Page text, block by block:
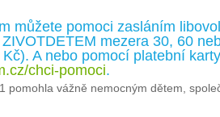
můžete pomoci zasláním
mezera 30, 60
A nebo pomocí platební
chci-pomoci.
pomohla vážně nemocným dětem,